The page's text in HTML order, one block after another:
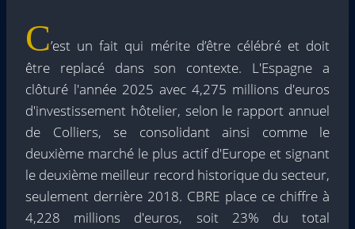
C’est un fait qui mérite d’être célébré et doit
être replacé dans son contexte. L'Espagne a
clôturé l'année 2025 avec 4,275 millions d'euros
d'investissement hôtelier, selon le rapport annuel
de Colliers, se consolidant ainsi comme le
deuxième marché le plus actif d'Europe et signant
le deuxième meilleur record historique du secteur,
seulement derrière 2018. CBRE place ce chiffre à
4,228 millions d'euros, soit 23% du total